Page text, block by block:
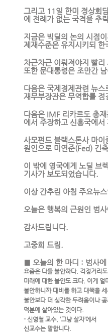
그리고 11일 한미 정상회
에 전례가 없는 국격을 추
지금은 빅딜의 논의 시점
제재수준은유지시키되 한
차근차근 이뤄져야지 빨
또한문대통령은 조만간
다음은 국제경제관련 뉴
재무부장관은 무역합를
다음은 IMF 리카르도 총
에서 주장하고 신흥국에
사모펀드 블랙스톤사 마
원인으로 미연준(Fed) 긴
이 밖에 영국에게 노딜 브
기사가 보도되었습니다.
이상 간추린 아침 주요뉴
오늘은 행복의 근원인 범
감사드립니다.
고중희 드림.
■ 오늘의 한 마디 : 범사
요즘은 다들 불안하다. 걱정거리
미래에 대한 불안도 크다. 이게 얼
불안하니까 대비를 하고 대책을
불안보다 더 심각한 두려움이나
덕분에 살아있는 것이다.
- 신영철 교수, ‘그냥 살자’에서
신교수는 말합니다.